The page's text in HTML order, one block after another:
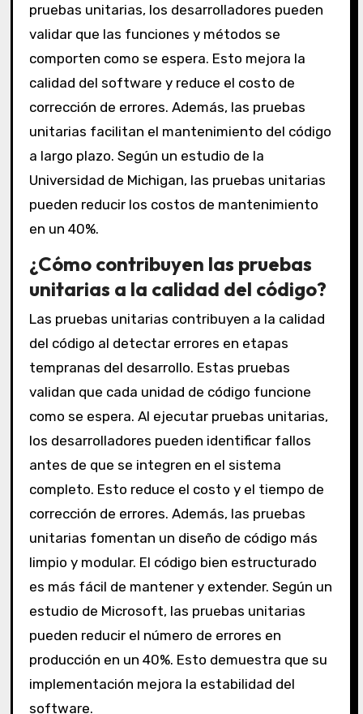
pruebas unitarias, los desarrolladores pueden
validar que las funciones y métodos se
comporten como se espera. Esto mejora la
calidad del software y reduce el costo de
corrección de errores. Además, las pruebas
unitarias facilitan el mantenimiento del código
a largo plazo. Según un estudio de la
Universidad de Michigan, las pruebas unitarias
pueden reducir los costos de mantenimiento
en un 40%.
¿Cómo contribuyen las pruebas
unitarias a la calidad del código?
Las pruebas unitarias contribuyen a la calidad
del código al detectar errores en etapas
tempranas del desarrollo. Estas pruebas
validan que cada unidad de código funcione
como se espera. Al ejecutar pruebas unitarias,
los desarrolladores pueden identificar fallos
antes de que se integren en el sistema
completo. Esto reduce el costo y el tiempo de
corrección de errores. Además, las pruebas
unitarias fomentan un diseño de código más
limpio y modular. El código bien estructurado
es más fácil de mantener y extender. Según un
estudio de Microsoft, las pruebas unitarias
pueden reducir el número de errores en
producción en un 40%. Esto demuestra que su
implementación mejora la estabilidad del
software.